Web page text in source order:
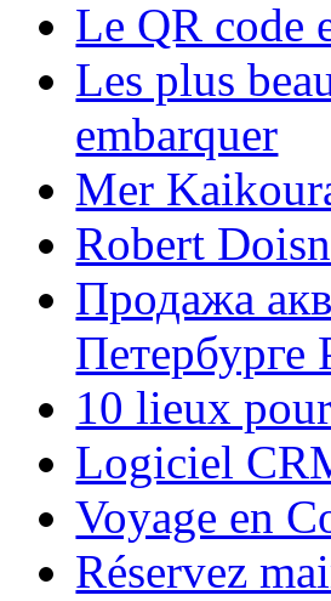
Le QR code
Les plus
embarquer
Mer
Robert
Продажа
Петербурге
10 lieux
Logiciel
Voyage en
Réservez